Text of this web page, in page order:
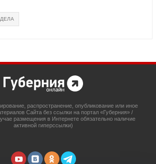
распространение, опубликование или иное
Сайта без ссылки на портал «Губерния» /
размещения в Интернете обязательно наличие
активной гиперссылки)